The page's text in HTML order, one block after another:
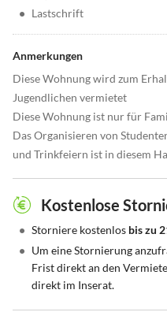
• Lastschrift
Anmerkungen
Diese Wohnung wird zum
Jugendlichen vermietet
Diese Wohnung ist nur für
Das Organisieren von
und Trinkfeiern ist in diesem
Kostenlose
• Storniere kostenlos bis zu
• Um eine Stornierung
Frist direkt an den
direkt im Inserat.